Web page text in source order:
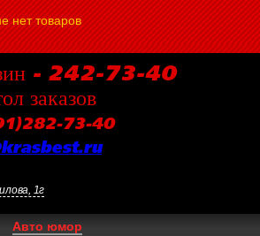
нет товаров
- 242-73-40
заказов
73-40
1г
Авто юмор